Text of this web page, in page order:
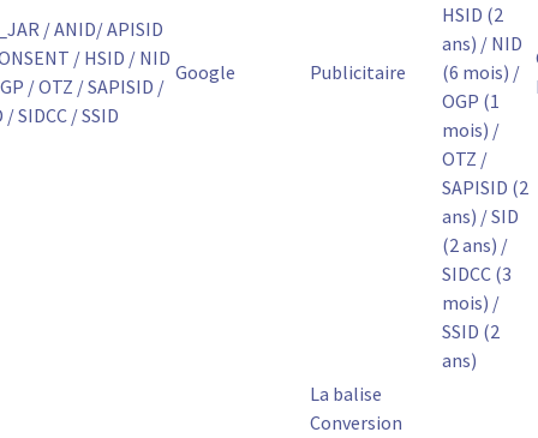
/ ANID/ APISID
/ HSID / NID
/ OTZ / SAPISID /
/ SIDCC / SSID
Google Publicitaire
HSID (2
ans) / NID
(6 mois) /
OGP (1
mois) /
OTZ /
SAPISID (2
ans) / SID
(2 ans) /
SIDCC (3
mois) /
SSID (2
ans)
La balise
Conversion